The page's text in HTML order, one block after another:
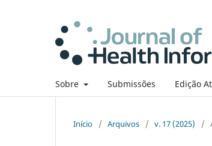
Sobre Submissões Edição
Início / Arquivos / v. 17 (2025) /